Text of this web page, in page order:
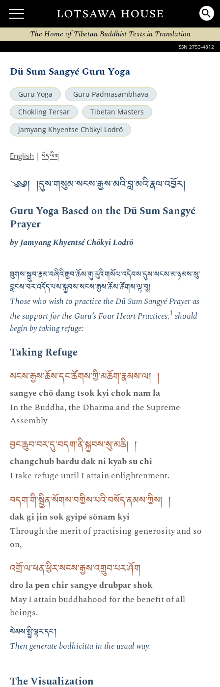
The Home of Tibetan Buddhist Texts in Translation
ISSN 2753-4812
Dü Sum Sangyé Guru Yoga
Guru Yoga
Guru Padmasambhava
Chokling Tersar
Tibetan Masters
Jamyang Khyentse Chökyi Lodrö
English | བོད་ཡིག
༄༅། །དུས་གསུམ་སངས་རྒྱས་མའི་བླ་མའི་རྣལ་འབྱོར།
Guru Yoga Based on the Dü Sum Sangyé
Prayer
by Jamyang Khyentsé Chökyi Lodrö
ཐུགས་སྒྲུབ་རྣམ་བཞིའི་རྒྱབ་ཆོས་གུ་རུའི་གསོལ་འདེབས་དུས་སངས་མ་ཉམས་སུ་
བླངས་བར་འདོད་པས་སྐྱབས་སངས་རྒྱས་ཆོས་ཚོགས་ལྟ་བུ།
Those who wish to practice the Dü Sum Sangyé Prayer as
the support for the Guru’s Four Heart Practices,1 should
begin by taking refuge:
Taking Refuge
སངས་རྒྱས་ཆོས་དང་ཚོགས་ཀྱི་མཆོག་རྣམས་ལ། །
sangye chö dang tsok kyi chok nam la
In the Buddha, the Dharma and the Supreme
Assembly
བྱང་ཆུབ་བར་དུ་བདག་ནི་སྐྱབས་སུ་མཆི། །
changchub bardu dak ni kyab su chi
I take refuge until I attain enlightenment.
བདག་གི་སྦྱིན་སོགས་བགྱིས་པའི་བསོད་ནམས་ཀྱིས། །
dak gi jin sok gyipé sönam kyi
Through the merit of practising generosity and so
on,
འགྲོ་ལ་ཕན་ཕྱིར་སངས་རྒྱས་འགྲུབ་པར་ཤོག
dro la pen chir sangye drubpar shok
May I attain buddhahood for the benefit of all
beings.
སེམས་སྤྱི་ལྟར་དང་།
Then generate bodhicitta in the usual way.
The Visualization